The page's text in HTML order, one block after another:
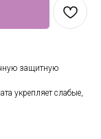
защитную
укрепляет слабые,